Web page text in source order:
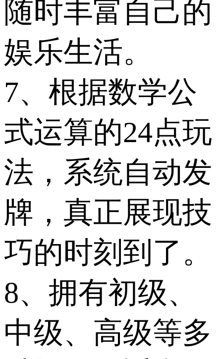
随时丰富自己的
娱乐生活。
7、根据数学公
式运算的24点玩
法，系统自动发
牌，真正展现技
巧的时刻到了。
8、拥有初级、
中级、高级等多